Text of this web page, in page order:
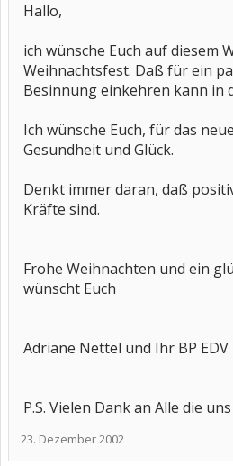
Hallo,
ich wünsche Euch auf diesem
Weihnachtsfest. Daß für ein
Besinnung einkehren kann in
Ich wünsche Euch, für das
Gesundheit und Glück.
Denkt immer daran, daß
Kräfte sind.
Frohe Weihnachten und ein
wünscht Euch
Adriane Nettel und Ihr BP EDV
P.S. Vielen Dank an Alle die
23. Dezember 2002